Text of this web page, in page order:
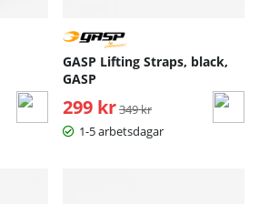
GASP Lifting Straps, black,
GASP
299 kr Ordinarie pris:
349 kr
1-5 arbetsdagar